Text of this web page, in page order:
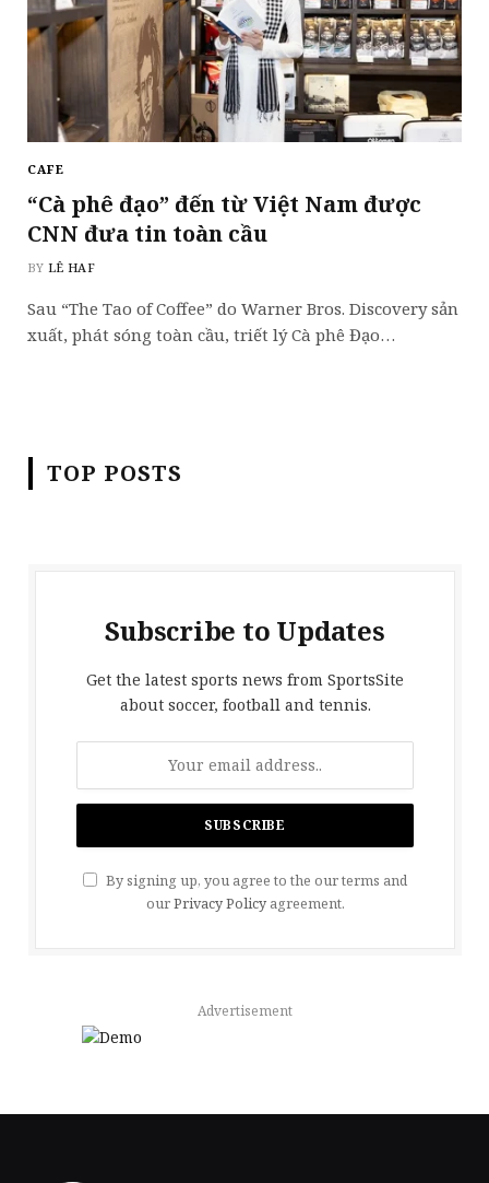
CAFE
“Cà phê đạo” đến từ Việt Nam được
CNN đưa tin toàn cầu
BY LÊ HAF
Sau “The Tao of Coffee” do Warner Bros. Discovery sản
xuất, phát sóng toàn cầu, triết lý Cà phê Đạo…
TOP POSTS
Subscribe to Updates
Get the latest sports news from SportsSite
about soccer, football and tennis.
By signing up, you agree to the our terms and
ourPrivacy Policyagreement.
Advertisement